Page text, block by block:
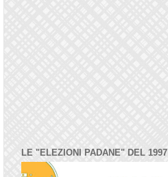
LE "ELEZIONI PADANE" DEL 1997